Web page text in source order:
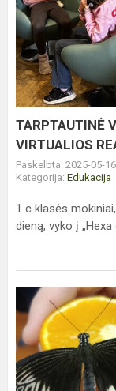
VAIKŲ
GYNIMO
DIENA
–
1C
KLASĖS
VIRTUALIOS
REALY...
TARPTAUTINĖ
VIRTUALIOS
Paskelbta: 2025-05-16
Kategorija: Edukacija
1 c klasės
dieną, vyko į „Hexa
PAŽINTIS
SU
DRUGELIAIS